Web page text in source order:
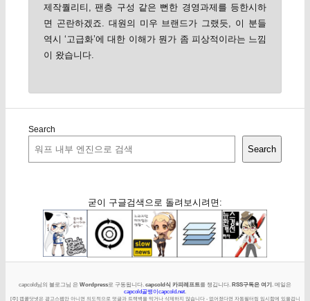
제작퀄리티, 팬층 구성 같은 뻔한 경영과제를 등한시하
면 곤란하겠죠. 대원의 미우 브랜드가 그랬듯, 이 분들
역시 ‘고급화’에 대한 이해가 뭔가 좀 피상적이라는 느낌
이 왔습니다.
Search
Search
굳이 구글검색으로 돌려보시려면:
capcold님의 블로그님 은 Wordpress로 구동됩니다. capcold식 카피레프트를 챙깁니다. RSS구독은 여기 . 메일은
capcold골뱅이capcold.net
[주] 캡콜닷넷은 광고스팸만 아니면 의도적으로 덧글과 트랙백을 막거나 삭제하지 않습니다 - 없어졌다면 자동필터링 임시함에 있을겁니